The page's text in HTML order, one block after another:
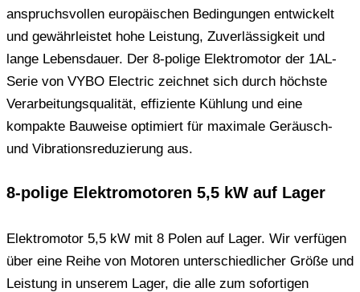
anspruchsvollen europäischen Bedingungen entwickelt
und gewährleistet hohe Leistung, Zuverlässigkeit und
lange Lebensdauer. Der 8-polige Elektromotor der 1AL-
Serie von VYBO Electric zeichnet sich durch höchste
Verarbeitungsqualität, effiziente Kühlung und eine
kompakte Bauweise optimiert für maximale Geräusch-
und Vibrationsreduzierung aus.
8-polige Elektromotoren 5,5 kW auf Lager
Elektromotor 5,5 kW mit 8 Polen auf Lager. Wir verfügen
über eine Reihe von Motoren unterschiedlicher Größe und
Leistung in unserem Lager, die alle zum sofortigen